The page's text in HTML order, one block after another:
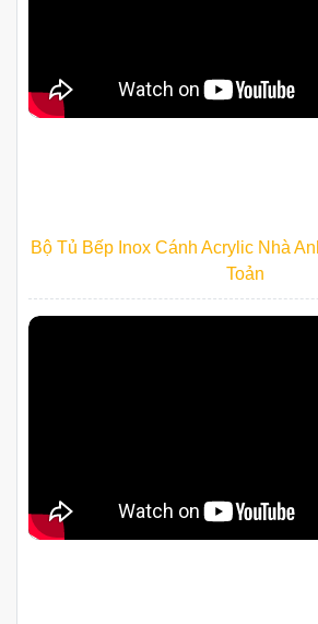
Bộ Tủ Bếp Inox Cánh Acrylic Nhà
Toản